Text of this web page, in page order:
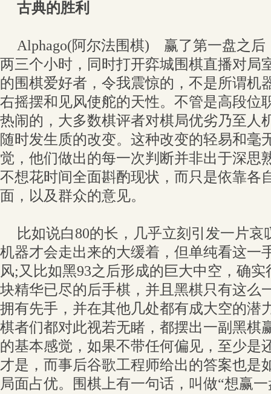
古典的胜利
Alphago(阿尔法围棋) 赢了第一盘之后
两三个小时，同时打开弈城围棋直播对局
的围棋爱好者，令我震惊的，不是所谓机
右摇摆和见风使舵的天性。不管是高段位
热闹的，大多数棋评者对棋局优劣乃至人
随时发生质的改变。这种改变的轻易和毫
觉，他们做出的每一次判断并非出于深思
不想花时间全面斟酌现状，而只是依靠各
面，以及群众的意见。
比如说白80的长，几乎立刻引发一片
机器才会走出来的大缓着，但单纯看这一
风;又比如黑93之后形成的巨大中空，确
块精华已尽的后手棋，并且黑棋只有这么
拥有先手，并在其他几处都有成大空的潜
棋者们都对此视若无睹，都摆出一副黑棋
的基本感觉，如果不带任何偏见，至少是
才是，而事后谷歌工程师给出的答案也是
局面占优。围棋上有一句话，叫做“想赢